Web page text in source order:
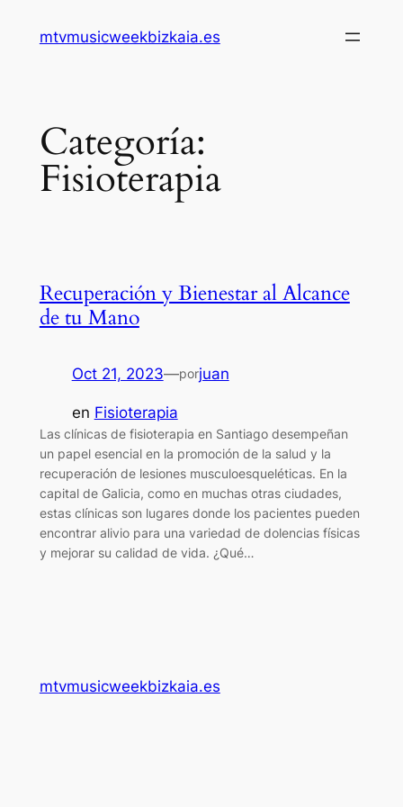
mtvmusicweekbizkaia.es
Categoría:
Fisioterapia
Recuperación y Bienestar al Alcance
de tu Mano
Oct 21, 2023—porjuan
en Fisioterapia
Las clínicas de fisioterapia en Santiago desempeñan
un papel esencial en la promoción de la salud y la
recuperación de lesiones musculoesqueléticas. En la
capital de Galicia, como en muchas otras ciudades,
estas clínicas son lugares donde los pacientes pueden
encontrar alivio para una variedad de dolencias físicas
y mejorar su calidad de vida. ¿Qué…
mtvmusicweekbizkaia.es